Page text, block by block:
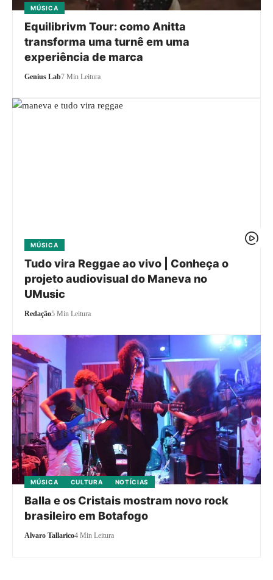
MÚSICA
Equilibrivm Tour: como Anitta
transforma uma turnê em uma
experiência de marca
Genius Lab7 Min Leitura
MÚSICA
Tudo vira Reggae ao vivo | Conheça o
projeto audiovisual do Maneva no
UMusic
Redação5 Min Leitura
MÚSICA CULTURA NOTÍCIAS
Balla e os Cristais mostram novo rock
brasileiro em Botafogo
Alvaro Tallarico4 Min Leitura